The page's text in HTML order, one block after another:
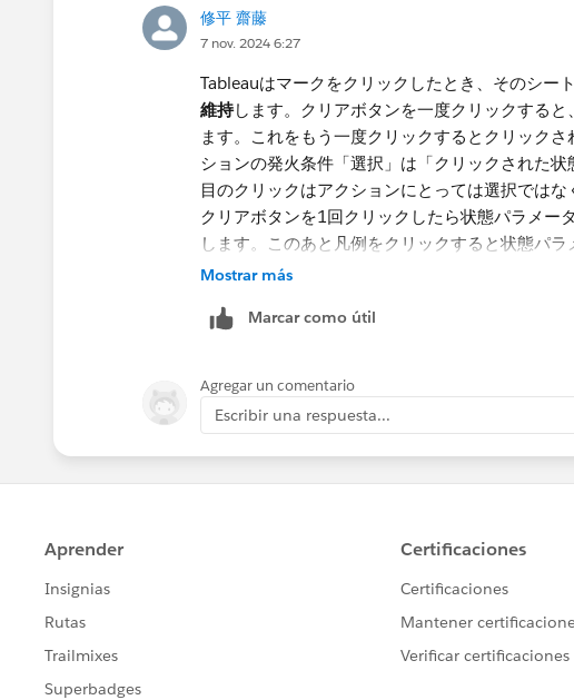
修平 齋藤
7 nov. 2024 6:27
Tableauはマークをクリックしたとき、そのシー
維持します。クリアボタンを一度クリックする
ます。これをもう一度クリックするとクリック
ションの発火条件「選択」は「クリックされた
目のクリックはアクションにとっては選択ではな
クリアボタンを1回クリックしたら状態パラメー
します。このあと凡例をクリックすると状態パ
状態になったままです。このときに再びクリア
ータは何も動きませんのでオフのままになって
Mostrar más
Marcar como útil
Agregar un comentario
Escribir una respuesta...